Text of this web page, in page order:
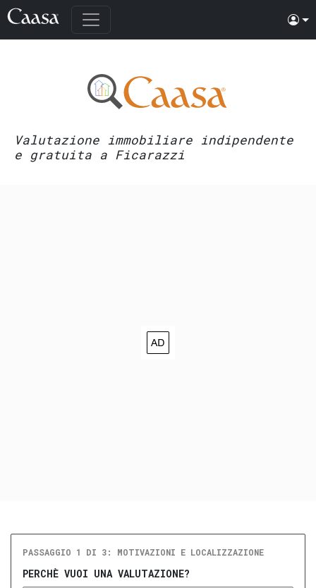
Valutazione immobiliare indipendente
e gratuita a Ficarazzi
PASSAGGIO 1 DI 3: MOTIVAZIONI E LOCALIZZAZIONE
PERCHÈ VUOI UNA VALUTAZIONE?